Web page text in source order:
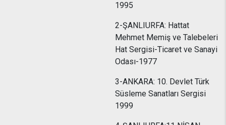
1995
2-ŞANLIURFA: Hattat
Mehmet Memiş ve Talebeleri
Hat Sergisi-Ticaret ve Sanayi
Odası-1977
3-ANKARA: 10. Devlet Türk
Süsleme Sanatları Sergisi
1999